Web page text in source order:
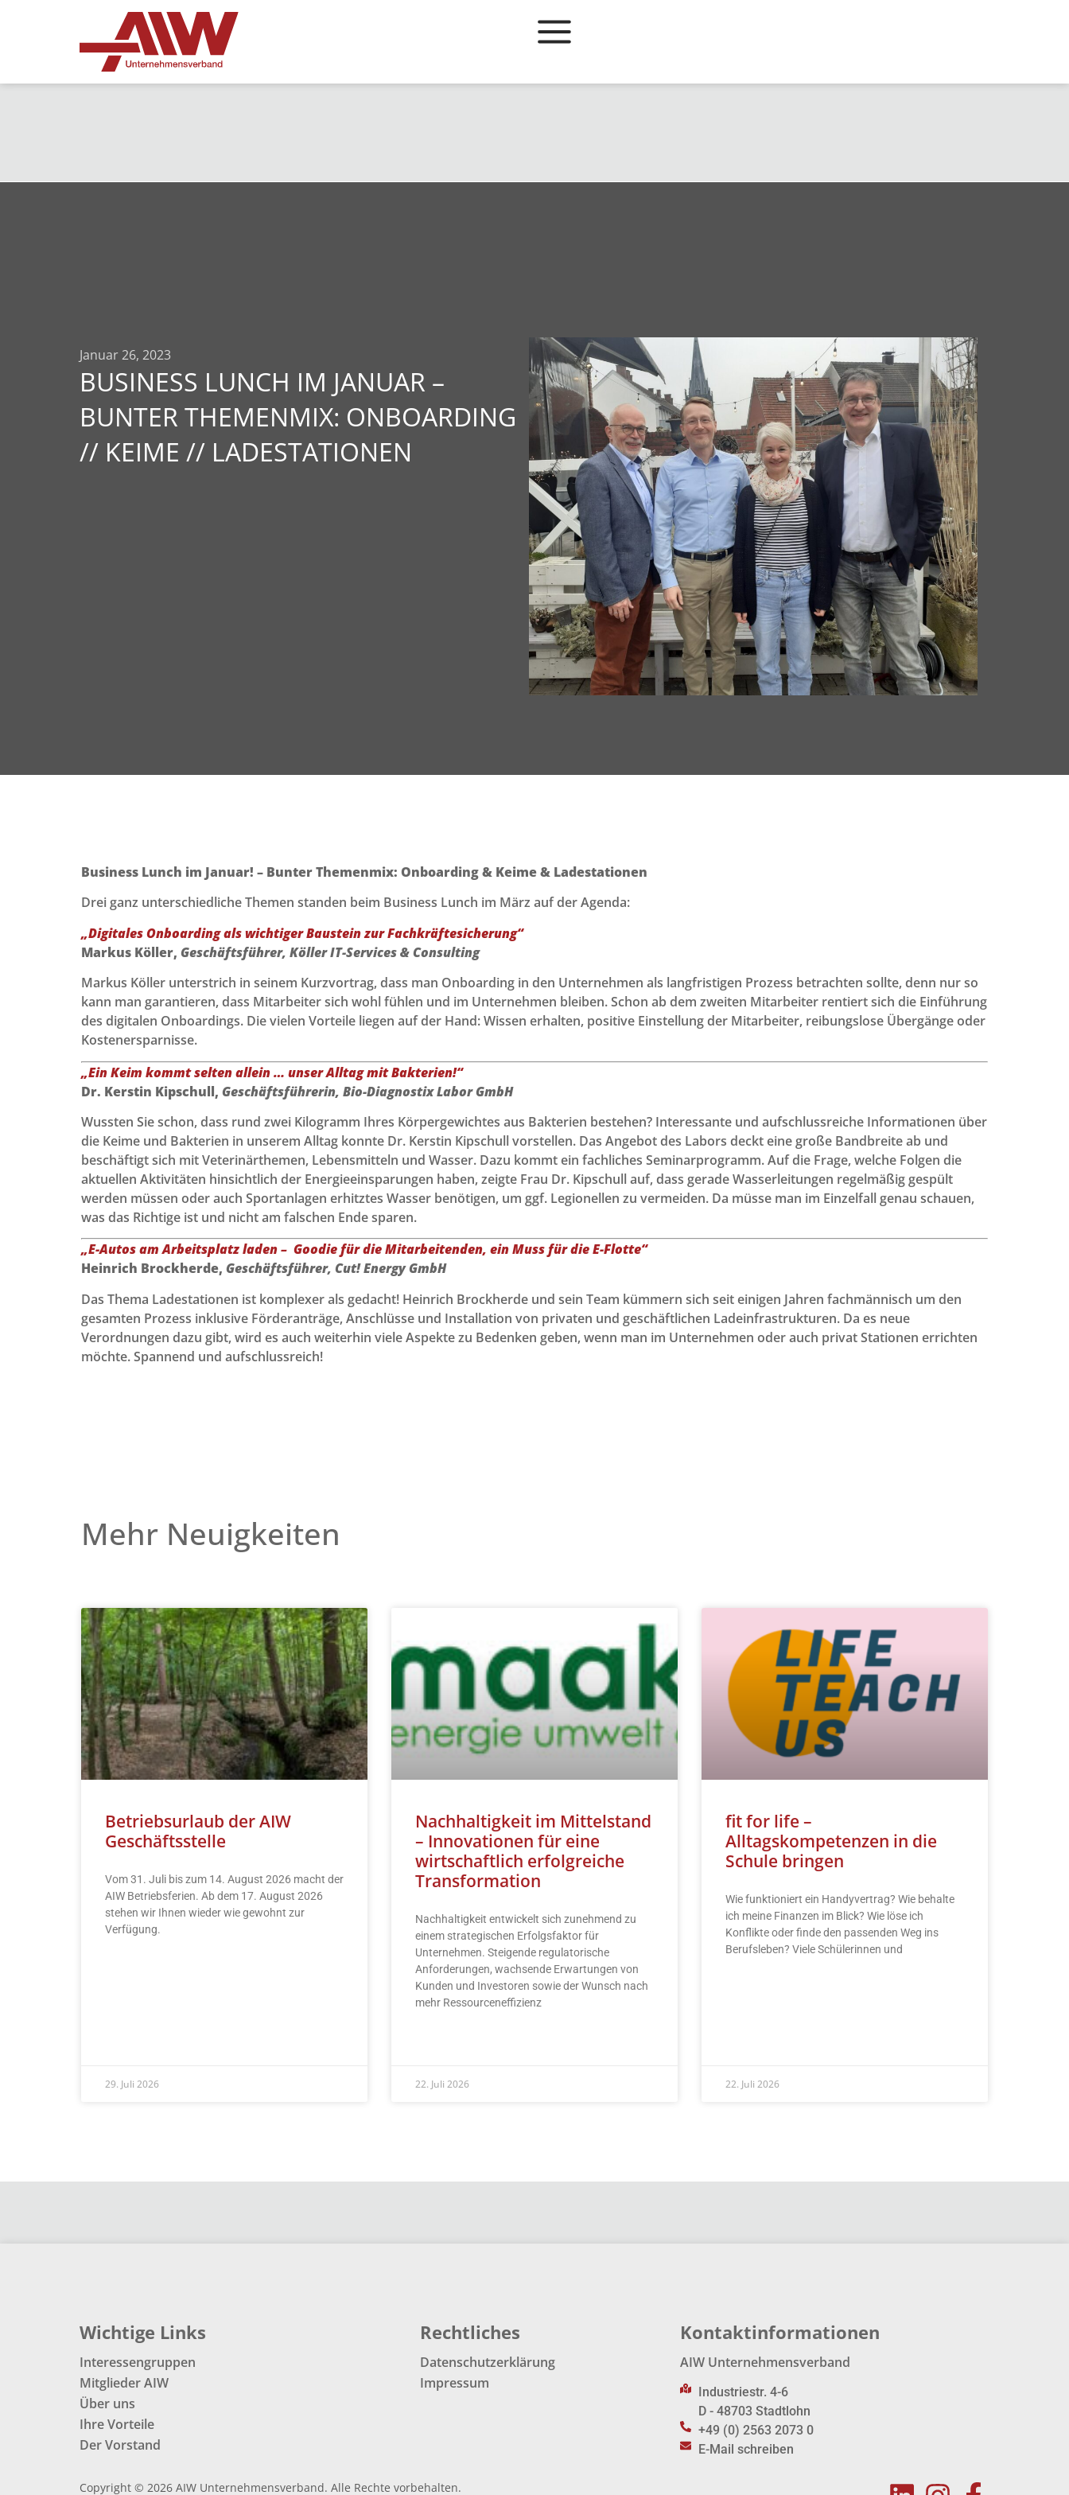
Januar 26, 2023
BUSINESS LUNCH IM JANUAR –
BUNTER THEMENMIX: ONBOARDING
// KEIME // LADESTATIONEN
Business Lunch im Januar! – Bunter Themenmix: Onboarding & Keime & Ladestationen
Drei ganz unterschiedliche Themen standen beim Business Lunch im März auf der Agenda:
„Digitales Onboarding als wichtiger Baustein zur Fachkräftesicherung“
Markus Köller, Geschäftsführer, Köller IT-Services & Consulting
Markus Köller unterstrich in seinem Kurzvortrag, dass man Onboarding in den Unternehmen als langfristigen Prozess betrachten sollte, denn nur so
kann man garantieren, dass Mitarbeiter sich wohl fühlen und im Unternehmen bleiben. Schon ab dem zweiten Mitarbeiter rentiert sich die Einführung
des digitalen Onboardings. Die vielen Vorteile liegen auf der Hand: Wissen erhalten, positive Einstellung der Mitarbeiter, reibungslose Übergänge oder
Kostenersparnisse.
„Ein Keim kommt selten allein … unser Alltag mit Bakterien!“
Dr. Kerstin Kipschull, Geschäftsführerin, Bio-Diagnostix Labor GmbH
Wussten Sie schon, dass rund zwei Kilogramm Ihres Körpergewichtes aus Bakterien bestehen? Interessante und aufschlussreiche Informationen über
die Keime und Bakterien in unserem Alltag konnte Dr. Kerstin Kipschull vorstellen. Das Angebot des Labors deckt eine große Bandbreite ab und
beschäftigt sich mit Veterinärthemen, Lebensmitteln und Wasser. Dazu kommt ein fachliches Seminarprogramm. Auf die Frage, welche Folgen die
aktuellen Aktivitäten hinsichtlich der Energieeinsparungen haben, zeigte Frau Dr. Kipschull auf, dass gerade Wasserleitungen regelmäßig gespült
werden müssen oder auch Sportanlagen erhitztes Wasser benötigen, um ggf. Legionellen zu vermeiden. Da müsse man im Einzelfall genau schauen,
was das Richtige ist und nicht am falschen Ende sparen.
„E-Autos am Arbeitsplatz laden – Goodie für die Mitarbeitenden, ein Muss für die E-Flotte“
Heinrich Brockherde, Geschäftsführer, Cut! Energy GmbH
Das Thema Ladestationen ist komplexer als gedacht! Heinrich Brockherde und sein Team kümmern sich seit einigen Jahren fachmännisch um den
gesamten Prozess inklusive Förderanträge, Anschlüsse und Installation von privaten und geschäftlichen Ladeinfrastrukturen. Da es neue
Verordnungen dazu gibt, wird es auch weiterhin viele Aspekte zu Bedenken geben, wenn man im Unternehmen oder auch privat Stationen errichten
möchte. Spannend und aufschlussreich!
Mehr Neuigkeiten
Betriebsurlaub der AIW
Geschäftsstelle
Vom 31. Juli bis zum 14. August 2026 macht der
AIW Betriebsferien. Ab dem 17. August 2026
stehen wir Ihnen wieder wie gewohnt zur
Verfügung.
29. Juli 2026
Nachhaltigkeit im Mittelstand
– Innovationen für eine
wirtschaftlich erfolgreiche
Transformation
Nachhaltigkeit entwickelt sich zunehmend zu
einem strategischen Erfolgsfaktor für
Unternehmen. Steigende regulatorische
Anforderungen, wachsende Erwartungen von
Kunden und Investoren sowie der Wunsch nach
mehr Ressourceneffizienz
22. Juli 2026
fit for life –
Alltagskompetenzen in die
Schule bringen
Wie funktioniert ein Handyvertrag? Wie behalte
ich meine Finanzen im Blick? Wie löse ich
Konflikte oder finde den passenden Weg ins
Berufsleben? Viele Schülerinnen und
22. Juli 2026
Wichtige Links
Interessengruppen
Mitglieder AIW
Über uns
Ihre Vorteile
Der Vorstand
Rechtliches
Datenschutzerklärung
Impressum
Kontaktinformationen
AIW Unternehmensverband
Industriestr. 4-6
D - 48703 Stadtlohn
+49 (0) 2563 2073 0
E-Mail schreiben
Copyright © 2026 AIW Unternehmensverband. Alle Rechte vorbehalten.